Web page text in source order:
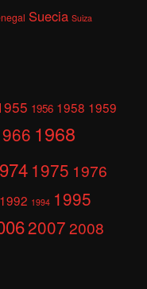
Suecia Suiza
1956 1958 1959
1968
1975 1976
1992 1994 1995
20072008